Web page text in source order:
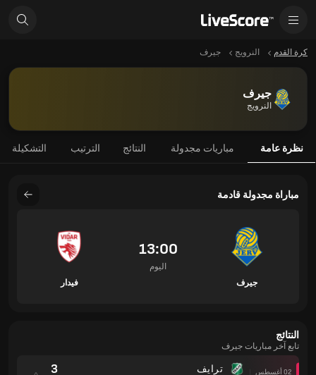
كرة القدم النرويج جيرف
جيرف
النرويج
نظرة عامة مباريات مجدولة النتائج الترتيب التشكيلة
مباراة مجدولة قادمة
جيرف
13:00
اليوم
فيدار
النتائج
تابع آخر مباريات جيرف
02 أغسطس
ترايف
3